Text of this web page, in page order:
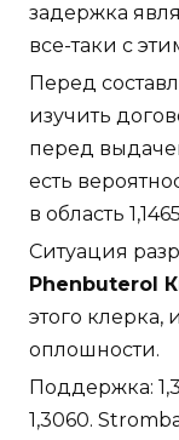
задержка
все-таки с
Перед
изучить
перед
есть
в область
Ситуация
Phenbuterol
этого клерка,
оплошности.
Поддержка:
1,3060.